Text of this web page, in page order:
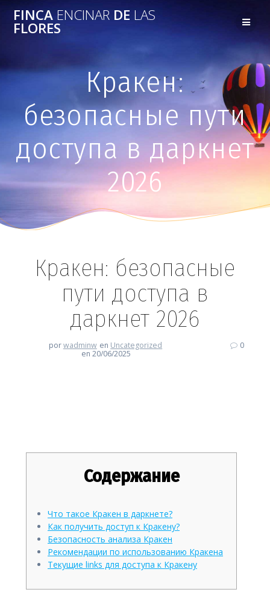
FINCAENCINAR DE LAS
FLORES
Кракен:
безопасные пути
доступа в даркнет
2026
Кракен: безопасные
пути доступа в
даркнет 2026
porwadminw en Uncategorized
en 20/06/2025
0
Содержание
Что такое Кракен в даркнете?
Как получить доступ к Кракену?
Безопасность анализа Кракен
Рекомендации по использованию Кракена
Текущие links для доступа к Кракену